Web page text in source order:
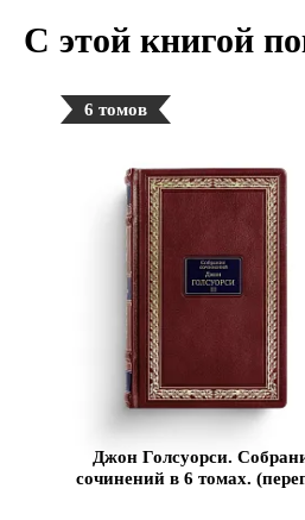
С этой книгой
6 томов
Джон Голсуорси.
сочинений в 6 томах.